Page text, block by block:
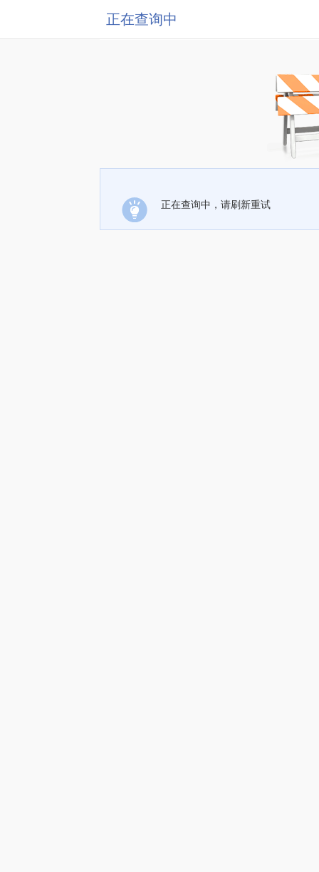
正在查询中
正在查询中，请刷新重试